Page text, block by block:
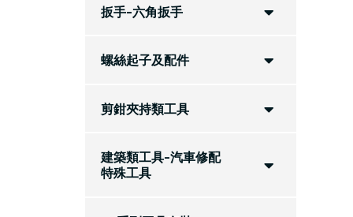
扳手-六角扳手
螺絲起子及配件
剪鉗夾持類工具
建築類工具-汽車修配
特殊工具